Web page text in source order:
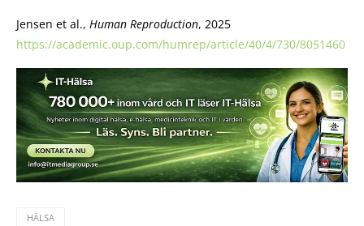
Jensen et al., Human Reproduction, 2025
https://academic.oup.com/humrep/article/40/4/730/8051460
HÄLSA